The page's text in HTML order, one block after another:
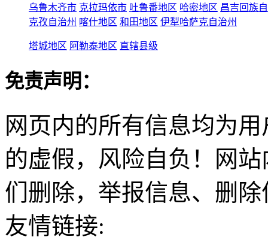
乌鲁木齐市 克拉玛依市 吐鲁番地区 哈密地区 昌吉回族
克孜自治州 喀什地区 和田地区 伊犁哈萨克自治州
塔城地区 阿勒泰地区 直辖县级
免责声明：
网页内的所有信息均为
的虚假，风险自负！网
们删除，举报信息、删
友情链接: